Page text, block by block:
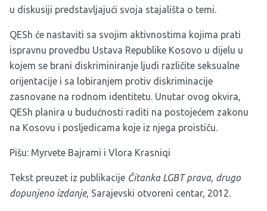
u diskusiji predstavljajući svoja stajališta o temi.
QESh će nastaviti sa svojim aktivnostima kojima prati
ispravnu provedbu Ustava Republike Kosovo u dijelu u
kojem se brani diskriminiranje ljudi različite seksualne
orijentacije i sa lobiranjem protiv diskriminacije
zasnovane na rodnom identitetu. Unutar ovog okvira,
QESh planira u budućnosti raditi na postojećem zakonu
na Kosovu i posljedicama koje iz njega proističu.
Pišu: Myrvete Bajrami i Vlora Krasniqi
Tekst preuzet iz publikacije Čitanka LGBT prava, drugo
dopunjeno izdanje, Sarajevski otvoreni centar, 2012.